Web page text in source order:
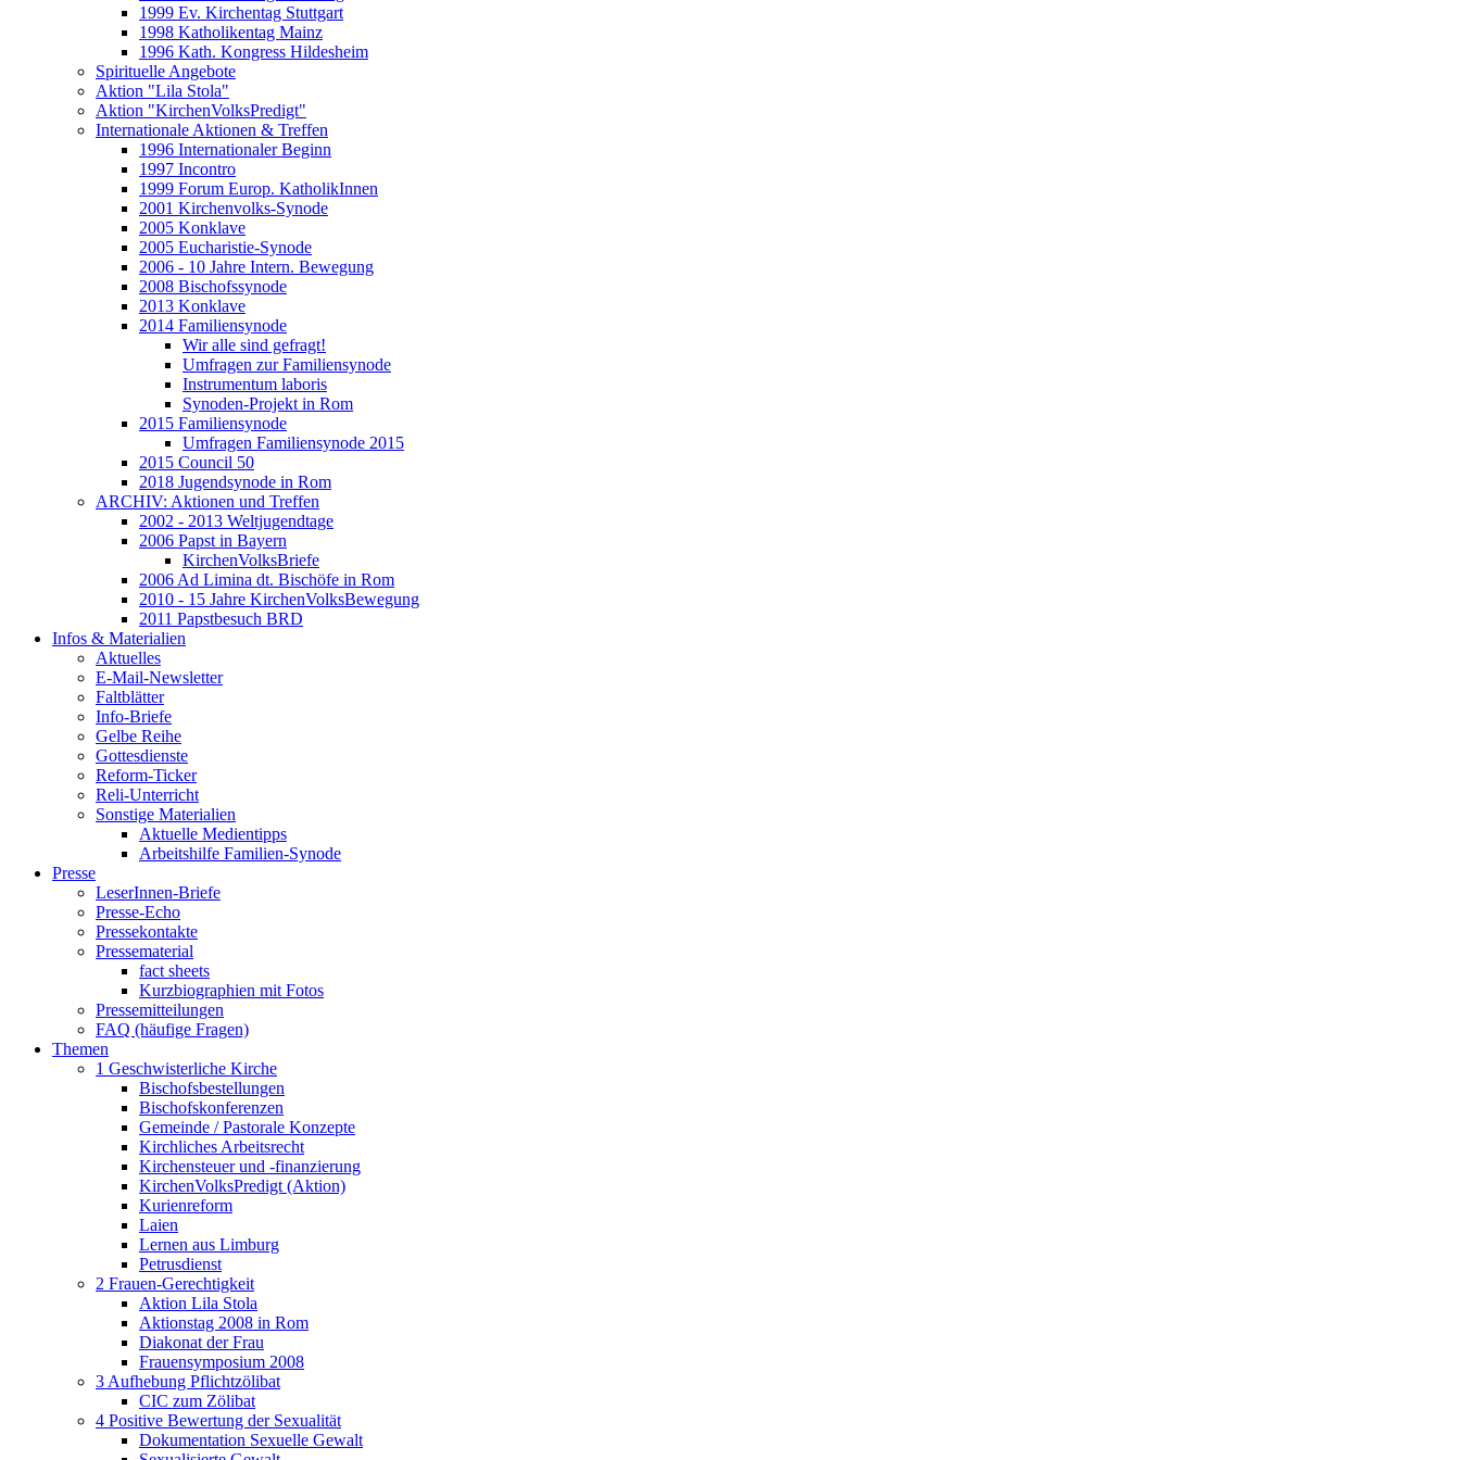
1999 Ev. Kirchentag Stuttgart
1998 Katholikentag Mainz
1996 Kath. Kongress Hildesheim
Spirituelle Angebote
Aktion "Lila Stola"
Aktion "KirchenVolksPredigt"
Internationale Aktionen & Treffen
1996 Internationaler Beginn
1997 Incontro
1999 Forum Europ. KatholikInnen
2001 Kirchenvolks-Synode
2005 Konklave
2005 Eucharistie-Synode
2006 - 10 Jahre Intern. Bewegung
2008 Bischofssynode
2013 Konklave
2014 Familiensynode
Wir alle sind gefragt!
Umfragen zur Familiensynode
Instrumentum laboris
Synoden-Projekt in Rom
2015 Familiensynode
Umfragen Familiensynode 2015
2015 Council 50
2018 Jugendsynode in Rom
ARCHIV: Aktionen und Treffen
2002 - 2013 Weltjugendtage
2006 Papst in Bayern
KirchenVolksBriefe
2006 Ad Limina dt. Bischöfe in Rom
2010 - 15 Jahre KirchenVolksBewegung
2011 Papstbesuch BRD
Infos & Materialien
Aktuelles
E-Mail-Newsletter
Faltblätter
Info-Briefe
Gelbe Reihe
Gottesdienste
Reform-Ticker
Reli-Unterricht
Sonstige Materialien
Aktuelle Medientipps
Arbeitshilfe Familien-Synode
Presse
LeserInnen-Briefe
Presse-Echo
Pressekontakte
Pressematerial
fact sheets
Kurzbiographien mit Fotos
Pressemitteilungen
FAQ (häufige Fragen)
Themen
1 Geschwisterliche Kirche
Bischofsbestellungen
Bischofskonferenzen
Gemeinde / Pastorale Konzepte
Kirchliches Arbeitsrecht
Kirchensteuer und -finanzierung
KirchenVolksPredigt (Aktion)
Kurienreform
Laien
Lernen aus Limburg
Petrusdienst
2 Frauen-Gerechtigkeit
Aktion Lila Stola
Aktionstag 2008 in Rom
Diakonat der Frau
Frauensymposium 2008
3 Aufhebung Pflichtzölibat
CIC zum Zölibat
4 Positive Bewertung der Sexualität
Dokumentation Sexuelle Gewalt